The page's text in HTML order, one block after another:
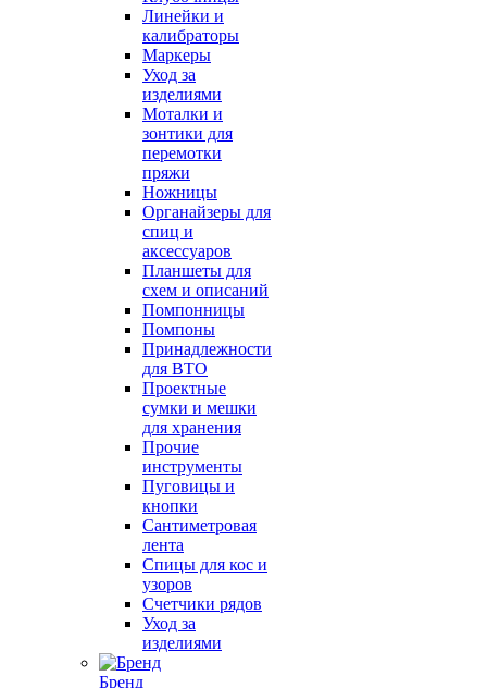
Линейки и
калибраторы
Маркеры
Уход за
изделиями
Моталки и
зонтики для
перемотки
пряжи
Ножницы
Органайзеры для
спиц и
аксессуаров
Планшеты для
схем и описаний
Помпонницы
Помпоны
Принадлежности
для ВТО
Проектные
сумки и мешки
для хранения
Прочие
инструменты
Пуговицы и
кнопки
Сантиметровая
лента
Спицы для кос и
узоров
Счетчики рядов
Уход за
изделиями
Бренд